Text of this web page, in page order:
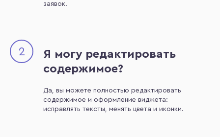
заявок.
2
Я могу редактировать
содержимое?
Да, вы можете полностью редактировать
содержимое и оформление виджета:
исправлять тексты, менять цвета и иконки.